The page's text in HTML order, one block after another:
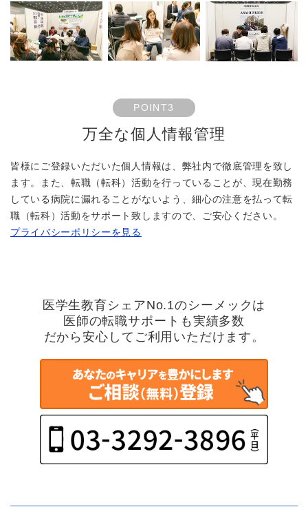
POINT3
万全な個人情報管理
皆様にご登録いただいた個人情報は、弊社内で徹底管理を致し
ます。また、転職（転科）活動を行っていることが、現在勤務
している病院に漏れることがないよう、細心の注意を払って転
職（転科）活動をサポート致しますので、ご安心ください。
プライバシーポリシーを見る
医学生教育シェアNo.1のシーメックは
医師の転職サポートも実績多数
だから安心してご利用いただけます。